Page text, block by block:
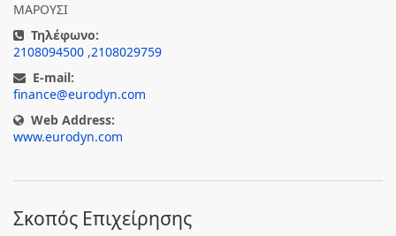
ΜΑΡΟΥΣΙ
Τηλέφωνο:
2108094500 ,2108029759
E-mail:
finance@eurodyn.com
Web Address:
www.eurodyn.com
Σκοπός Επιχείρησης